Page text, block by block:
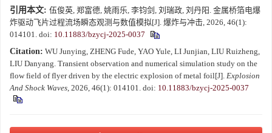
引用本文: 伍俊英, 郑富德, 姚雨乐, 李钧剑, 刘瑞政, 刘丹阳. 金属桥箔电爆
炸驱动飞片过程流场瞬态观测与数值模拟[J]. 爆炸与冲击, 2026, 46(1):
014101. doi: 10.11883/bzycj-2025-0037
Citation: WU Junying, ZHENG Fude, YAO Yule, LI Junjian, LIU Ruizheng,
LIU Danyang. Transient observation and numerical simulation study on the
flow field of flyer driven by the electric explosion of metal foil[J]. Explosion
And Shock Waves, 2026, 46(1): 014101. doi: 10.11883/bzycj-2025-0037